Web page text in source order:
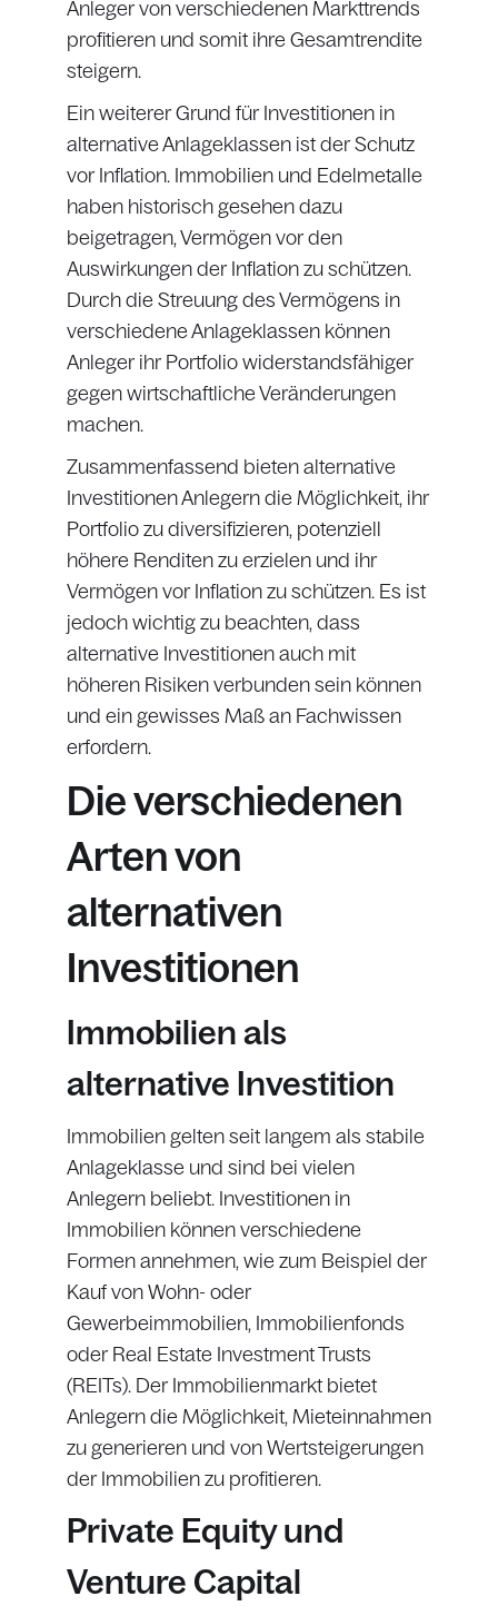
Anleger von verschiedenen Markttrends
profitieren und somit ihre Gesamtrendite
steigern.
Ein weiterer Grund für Investitionen in
alternative Anlageklassen ist der Schutz
vor Inflation. Immobilien und Edelmetalle
haben historisch gesehen dazu
beigetragen, Vermögen vor den
Auswirkungen der Inflation zu schützen.
Durch die Streuung des Vermögens in
verschiedene Anlageklassen können
Anleger ihr Portfolio widerstandsfähiger
gegen wirtschaftliche Veränderungen
machen.
Zusammenfassend bieten alternative
Investitionen Anlegern die Möglichkeit, ihr
Portfolio zu diversifizieren, potenziell
höhere Renditen zu erzielen und ihr
Vermögen vor Inflation zu schützen. Es ist
jedoch wichtig zu beachten, dass
alternative Investitionen auch mit
höheren Risiken verbunden sein können
und ein gewisses Maß an Fachwissen
erfordern.
Die verschiedenen
Arten von
alternativen
Investitionen
Immobilien als
alternative Investition
Immobilien gelten seit langem als stabile
Anlageklasse und sind bei vielen
Anlegern beliebt. Investitionen in
Immobilien können verschiedene
Formen annehmen, wie zum Beispiel der
Kauf von Wohn- oder
Gewerbeimmobilien, Immobilienfonds
oder Real Estate Investment Trusts
(REITs). Der Immobilienmarkt bietet
Anlegern die Möglichkeit, Mieteinnahmen
zu generieren und von Wertsteigerungen
der Immobilien zu profitieren.
Private Equity und
Venture Capital